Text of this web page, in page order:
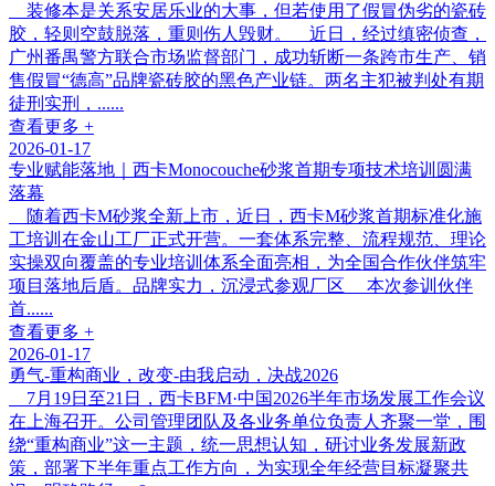
装修本是关系安居乐业的大事，但若使用了假冒伪劣的瓷砖
胶，轻则空鼓脱落，重则伤人毁财。 近日，经过缜密侦查，
广州番禺警方联合市场监督部门，成功斩断一条跨市生产、销
售假冒“德高”品牌瓷砖胶的黑色产业链。两名主犯被判处有期
徒刑实刑，......
查看更多 +
2026-01-17
专业赋能落地｜西卡Monocouche砂浆首期专项技术培训圆满
落幕
随着西卡M砂浆全新上市，近日，西卡M砂浆首期标准化施
工培训在金山工厂正式开营。一套体系完整、流程规范、理论
实操双向覆盖的专业培训体系全面亮相，为全国合作伙伴筑牢
项目落地后盾。品牌实力，沉浸式参观厂区 本次参训伙伴
首......
查看更多 +
2026-01-17
勇气-重构商业，改变-由我启动，决战2026
7月19日至21日，西卡BFM·中国2026半年市场发展工作会议
在上海召开。公司管理团队及各业务单位负责人齐聚一堂，围
绕“重构商业”这一主题，统一思想认知，研讨业务发展新政
策，部署下半年重点工作方向，为实现全年经营目标凝聚共